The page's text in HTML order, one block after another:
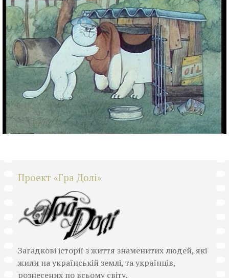
Проект «Гра Долі»
Загадкові історії з життя знаменитих людей, які
жили на українській землі, та українців,
рознесених по всьому світу.